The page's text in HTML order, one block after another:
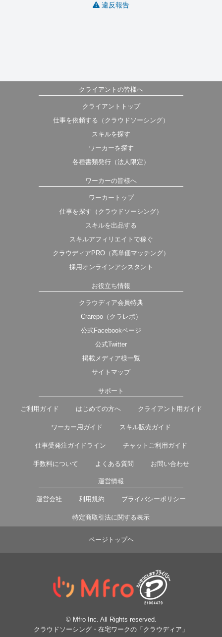
違反報告
クライアントの皆様へ
クライアントトップ
仕事を依頼する（クラウドソーシング）
スキルを探す
ワーカーを探す
各種書類発行（法人限定）
ワーカーの皆様へ
ワーカートップ
仕事を探す（クラウドソーシング）
スキルを出品する
スキルアフィリエイトで稼ぐ
クラウディアPRO（高単価マッチング）
採用オンラインアシスタント
お役立ち情報
クラウディア会員特典
Crarepo（クラレポ）
公式Facebookページ
公式Twitter
掲載メディア様一覧
サイトマップ
サポート
ご利用ガイド はじめての方へ クライアント用ガイド
ワーカー用ガイド スキル販売ガイド
仕事受発注ガイドライン チャットご利用ガイド
手数料について よくある質問 お問い合わせ
運営情報
運営会社 利用規約 プライバシーポリシー
特定商取引法に関する表示
ページトップヘ
© Mfro Inc. All Rights reserved.
クラウドソーシング・在宅ワークの「クラウディア」